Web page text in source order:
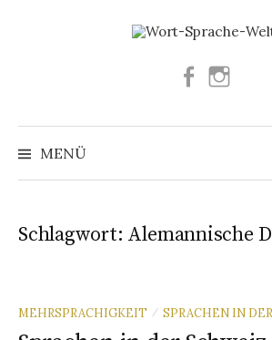
Facebook
MENÜ
Schlagwort: Alemannische
MEHRSPRACHIGKEIT / SPRACHEN IN